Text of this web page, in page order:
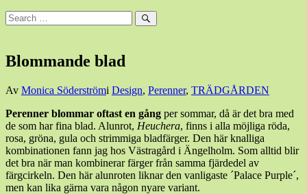
Sök
efter:
Sök
Blommande blad
Den
juli,
20149
juli,
2014
Av Monica Söderströmi Design, Perenner, TRÄDGÅRDEN
Perenner blommar oftast en gång per sommar, då är det bra med
de som har fina blad. Alunrot, Heuchera, finns i alla möjliga röda,
rosa, gröna, gula och strimmiga bladfärger. Den här knalliga
kombinationen fann jag hos Västragård i Ängelholm. Som alltid blir
det bra när man kombinerar färger från samma fjärdedel av
färgcirkeln. Den här alunroten liknar den vanligaste ´Palace Purple´,
men kan lika gärna vara någon nyare variant.